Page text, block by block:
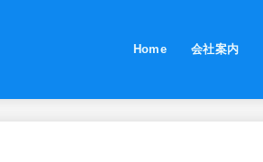
Home 会社案内